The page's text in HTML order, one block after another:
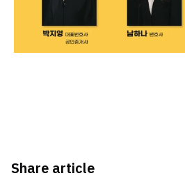
Share article